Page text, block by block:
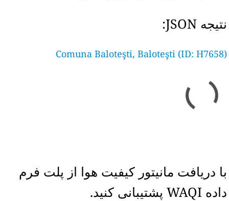
نتیجه JSON:
Comuna Baloteşti, Baloteşti (ID: H7658)
با دریافت مانیتور کیفیت هوا از پلت فرم
داده WAQI پشتیبانی کنید.